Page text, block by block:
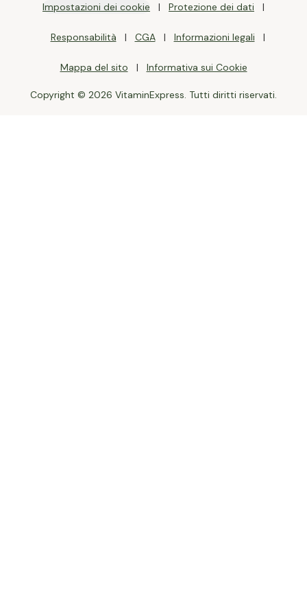
Impostazioni dei cookie Protezione dei dati
Responsabilità CGA Informazioni legali
Mappa del sito Informativa sui Cookie
Copyright © 2026 VitaminExpress. Tutti diritti riservati.